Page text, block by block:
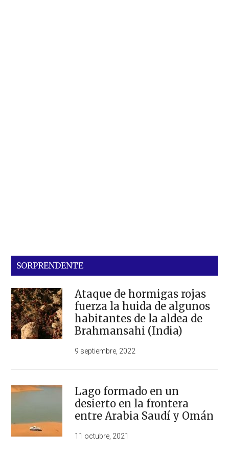
SORPRENDENTE
Ataque de hormigas rojas
fuerza la huida de algunos
habitantes de la aldea de
Brahmansahi (India)
9 septiembre, 2022
Lago formado en un
desierto en la frontera
entre Arabia Saudí y Omán
11 octubre, 2021